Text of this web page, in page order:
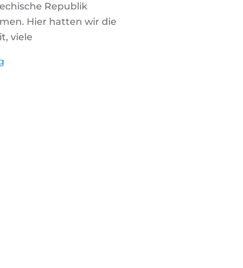
Republik
Hier hatten wir die
viele